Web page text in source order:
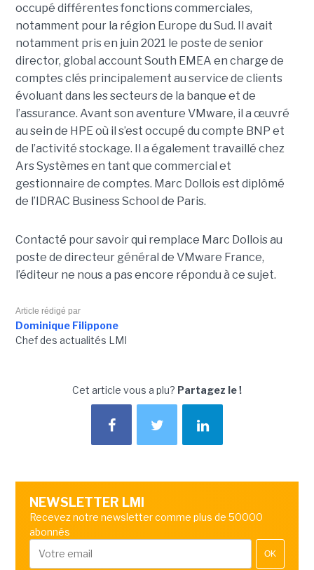
occupé différentes fonctions commerciales,
notamment pour la région Europe du Sud. Il avait
notamment pris en juin 2021 le poste de senior
director, global account South EMEA en charge de
comptes clés principalement au service de clients
évoluant dans les secteurs de la banque et de
l’assurance. Avant son aventure VMware, il a œuvré
au sein de HPE où il s’est occupé du compte BNP et
de l’activité stockage. Il a également travaillé chez
Ars Systèmes en tant que commercial et
gestionnaire de comptes. Marc Dollois est diplômé
de l’IDRAC Business School de Paris.
Contacté pour savoir qui remplace Marc Dollois au
poste de directeur général de VMware France,
l’éditeur ne nous a pas encore répondu à ce sujet.
Article rédigé par
Dominique Filippone
Chef des actualités LMI
Cet article vous a plu? Partagez le !
NEWSLETTER LMI
Recevez notre newsletter comme plus de 50000
abonnés
OK